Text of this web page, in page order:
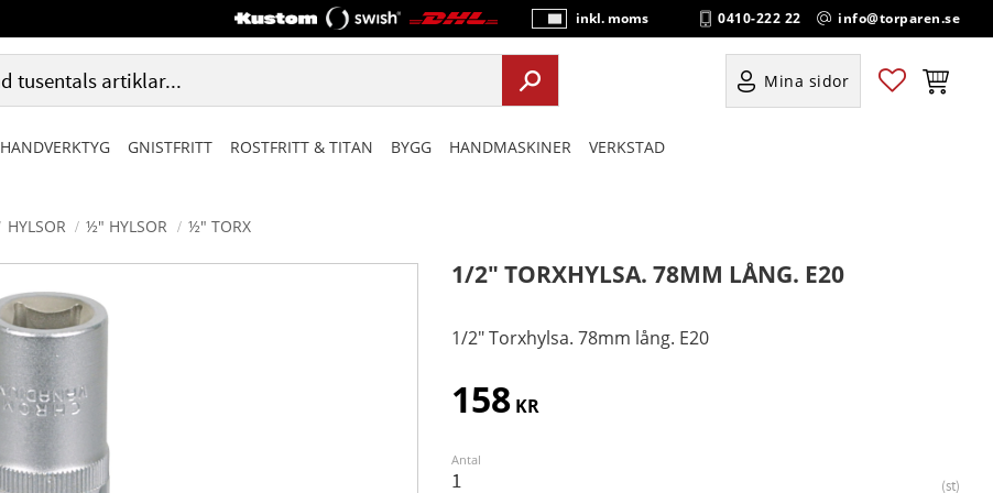
P
ri
s
e
vi
inkl. moms 0410-222 22 info@torparen.se
Mina sidor Favoriter
HANDVERKTYG GNISTFRITT ROSTFRITT & TITAN BYGG HANDMASKINER VERKSTAD
HYLSOR ½" HYLSOR ½" TORX
1/2" TORXHYLSA. 78MM LÅNG. E20
1/2" Torxhylsa. 78mm lång. E20
158KR
Antal
st